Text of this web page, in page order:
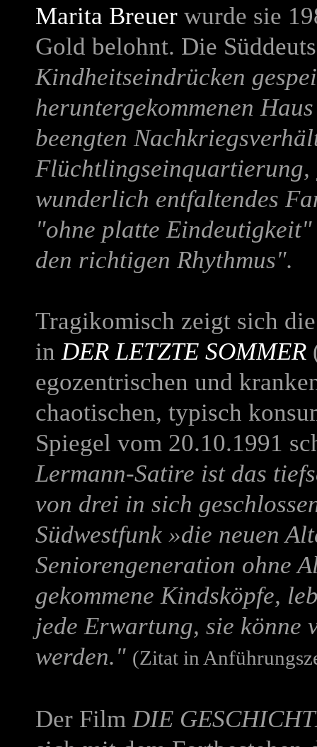
Marita Breuer wurde sie
Gold belohnt. Die
Kindheitseindrücken
heruntergekommenen
beengten
Flüchtlingseinquartierung,
wunderlich entfaltendes
"ohne platte
den richtigen Rhythmus".
Tragikomisch zeigt sich
inDER LETZTE SOMMER
egozentrischen und
chaotischen, typisch
Spiegel vom 20.10.1991
Lermann-Satire ist das
von drei in sich
Südwestfunk »die neuen
Seniorengeneration ohne
gekommene Kindsköpfe,
jede Erwartung, sie könne
werden." (Zitat in
Der FilmDIE